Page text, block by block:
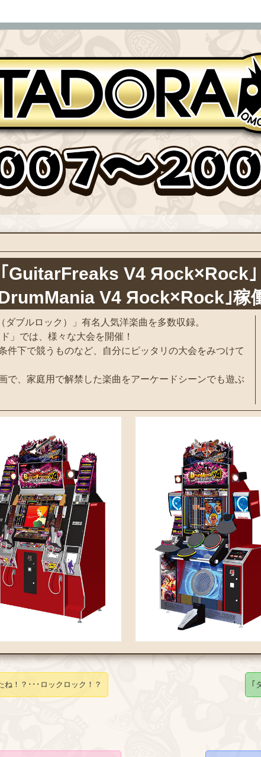
｢GuitarFreaks V4 Яock×Rock｣
V4 Яock×Rock｣稼
ダブルロック）」有名人気洋楽曲を多数収録。
」では、様々な大会を開催！
件下で競うものなど、自分にピッタリの大会をみつけて
で、家庭用で解禁した楽曲をアーケードシーンでも遊ぶ
！？･･･ロックロック！？ ｢